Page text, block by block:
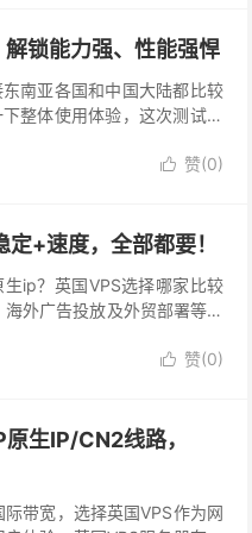
锁能力强、性能强悍
南亚各国和中国大陆都比较
整体使用体验，这次测试的
 赞(0)
+速度，全部都要！
ip？英国VPS选择哪家比较
外广告投放及外贸部署等场
 赞(0)
生IP/CN2线路，
带宽，选择英国VPS作为网